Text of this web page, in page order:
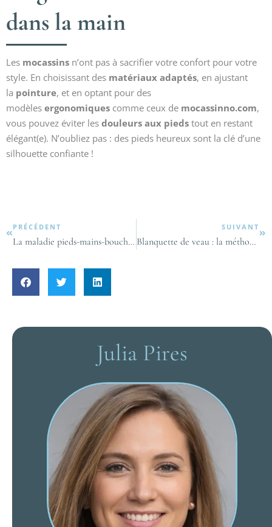
dans la main
Les mocassins n’ont pas à sacrifier votre confort pour votre
style. En choisissant des matériaux adaptés, en ajustant
la pointure, et en optant pour des
modèles ergonomiques comme ceux de mocassinno.com,
vous pouvez éviter les douleurs aux pieds tout en restant
élégant(e). N’oubliez pas : des pieds heureux sont la clé d’une
silhouette confiante !
PRÉCÉDENT
La maladie pieds-mains-bouche : prendre soin de votre enfant sereinement
SUIVANT
Blanquette de veau : la méthode facile pour une recette classique réussie
Julia Pires